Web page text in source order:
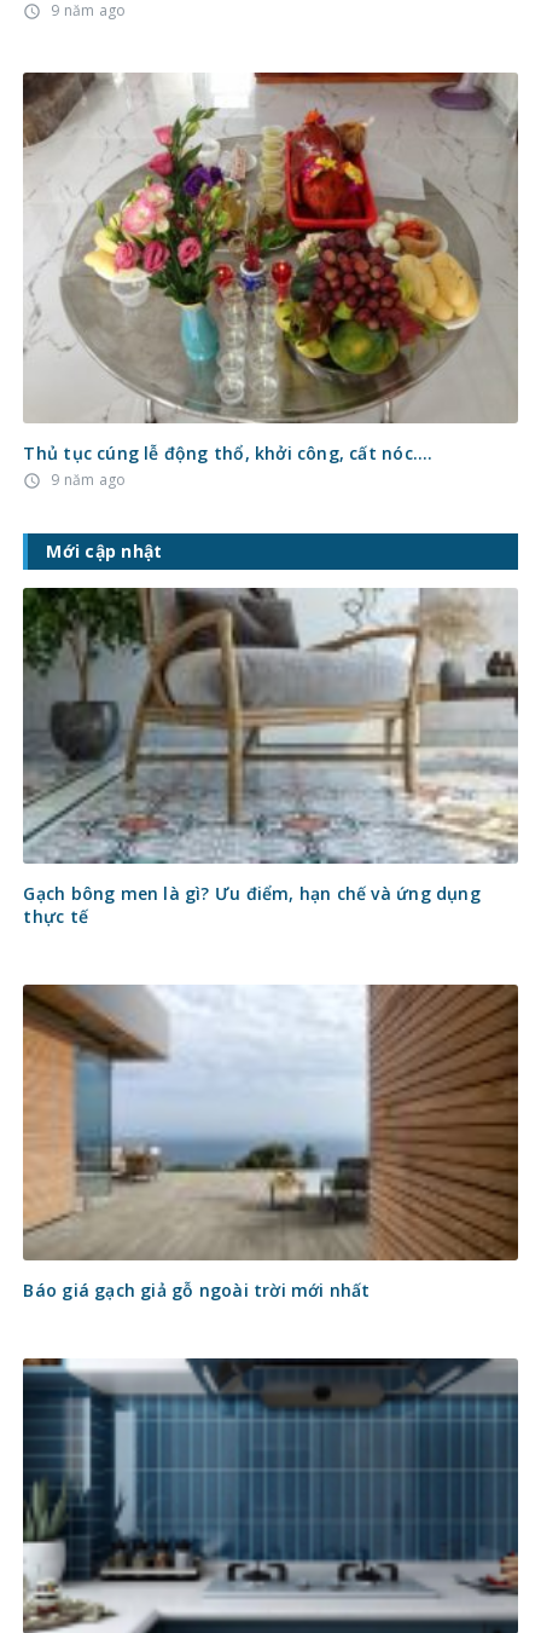
access_time 9 năm ago
Thủ tục cúng lễ động thổ, khởi công, cất nóc….
access_time 9 năm ago
Mới cập nhật
Gạch bông men là gì? Ưu điểm, hạn chế và ứng dụng
thực tế
Báo giá gạch giả gỗ ngoài trời mới nhất